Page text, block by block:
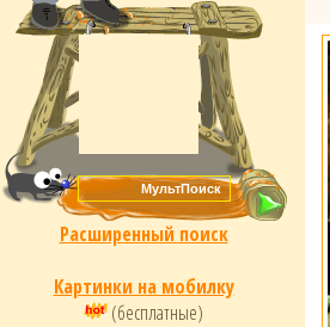
Расширенный поиск
Картинки на мобилку
(бесплатные)